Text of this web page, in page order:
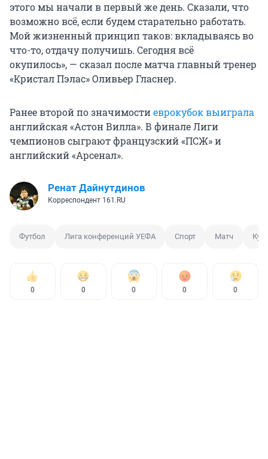
этого мы начали в первый же день. Сказали, что
возможно всё, если будем старательно работать.
Мой жизненный принцип таков: вкладываясь во
что-то, отдачу получишь. Сегодня всё
окупилось», — сказал после матча главный тренер
«Кристал Пэлас» Оливьер Гласнер.
Ранее второй по значимостиеврокубок выиграла
английская «Астон Вилла». В финале Лиги
чемпионов сыграют французский «ПСЖ» и
английский «Арсенал».
Ренат Дайнутдинов
Корреспондент 161.RU
Футбол Лига конференций УЕФА Спорт Матч
0 0 0 0 0